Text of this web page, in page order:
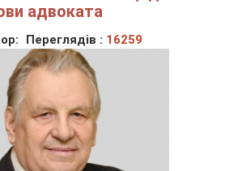
адвоката
Переглядів : 16259